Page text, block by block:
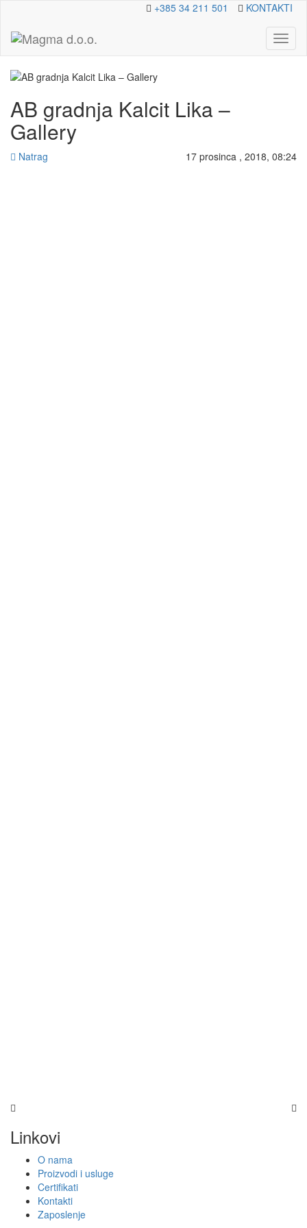
+385 34 211 501 KONTAKTI
AB gradnja Kalcit Lika –
Gallery
Natrag 17 prosinca , 2018, 08:24
Linkovi
O nama
Proizvodi i usluge
Certifikati
Kontakti
Zaposlenje